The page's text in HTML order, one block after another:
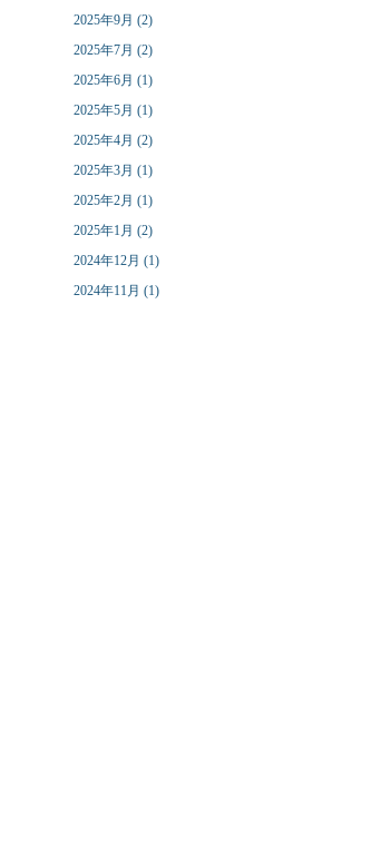
2025年9月 (2)
2025年7月 (2)
2025年6月 (1)
2025年5月 (1)
2025年4月 (2)
2025年3月 (1)
2025年2月 (1)
2025年1月 (2)
2024年12月 (1)
2024年11月 (1)